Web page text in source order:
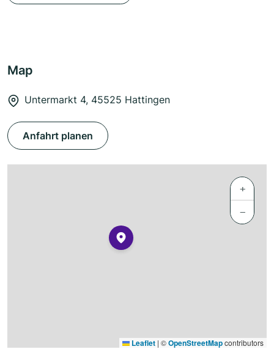
Map
Untermarkt 4, 45525 Hattingen
Anfahrt planen
+
−
Leaflet | ©OpenStreetMapcontributors